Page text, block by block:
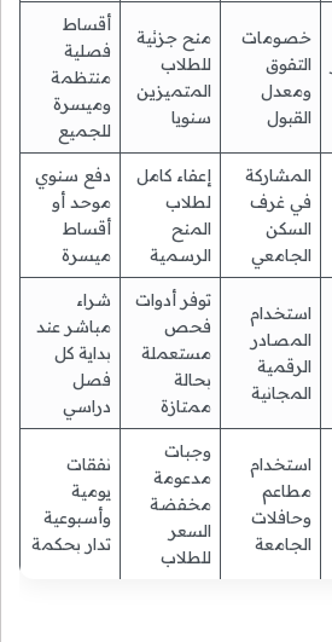
خصومات
التفوق
ومعدل
القبول
منح جزئية
للطلاب
المتميزين
سنويا
أقساط
فصلية
منتظمة
وميسرة
للجميع
المشاركة
في غرف
السكن
الجامعي
إعفاء كامل
لطلاب
المنح
الرسمية
دفع سنوي
موحد أو
أقساط
ميسرة
استخدام
المصادر
الرقمية
المجانية
توفر أدوات
فحص
مستعملة
بحالة
ممتازة
شراء
مباشر عند
بداية كل
فصل
دراسي
استخدام
مطاعم
وحافلات
الجامعة
وجبات
مدعومة
مخفضة
السعر
للطلاب
نفقات
يومية
وأسبوعية
تدار بحكمة